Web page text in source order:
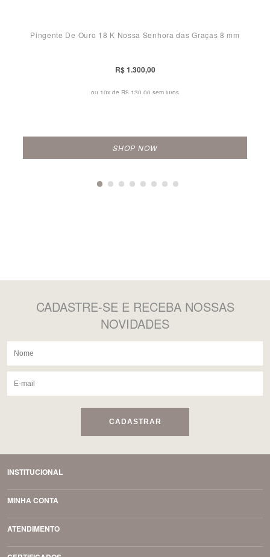
Pingente De Ouro 18 K Nossa Senhora das Graças 8 mm
R$ 1.300,00
ou 10x de R$ 130,00 sem juros
SHOP NOW
CADASTRE-SE E RECEBA NOSSAS
NOVIDADES
CADASTRAR
INSTITUCIONAL
MINHA CONTA
ATENDIMENTO